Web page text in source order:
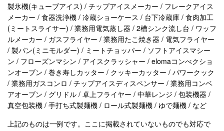
製氷機(キューブアイス) / チップアイスメーカー / フレークアイス
メーカー / 食器洗浄機 / 冷蔵ショーケース / 台下冷蔵庫 / 食肉加工
(ミートスライサー) / 業務用電気蒸し器 / 2槽シンク流し台 / ワッフ
ルメーカー / ガスフライヤー / 業務用たこ焼き器 / 電気フライヤー
/ 製パン(ミニモルダー) / ミートチョッパー / ソフトアイスマシー
ン / フローズンマシン / アイスクラッシャー / elomaコンべクショ
ンオーブン / 巻き寿しカッター / クッキーカッター / パワークック
/ 業務用ガスコンロ / チップアイスディスペンサー / 業務用コンベ
アオーブン / グリドル / 卓上フライヤー / 中華レンジ / 包装機器 /
真空包装機 / 手打ち式製麺機 / ロール式製麺機 / ゆで麺機 / など
上記のものは一例です。ここに掲載されていないものでも対応で